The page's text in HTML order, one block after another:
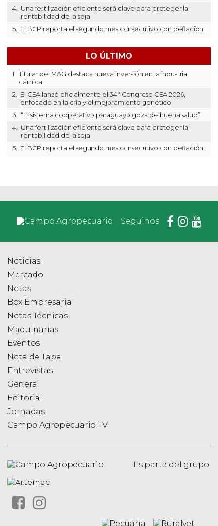
4.
Una fertilización eficiente será clave para proteger la
rentabilidad de la soja
5.
El BCP reporta el segundo mes consecutivo con deflación
LO ÚLTIMO
1.
Titular del MAG destaca nueva inversión en la industria
cárnica
2.
El CEA lanzó oficialmente el 34° Congreso CEA 2026,
enfocado en la cría y el mejoramiento genético
3.
“El sistema cooperativo paraguayo goza de buena salud”
4.
Una fertilización eficiente será clave para proteger la
rentabilidad de la soja
5.
El BCP reporta el segundo mes consecutivo con deflación
Seguinos
Noticias
Mercado
Notas
Box Empresarial
Notas Técnicas
Maquinarias
Eventos
Nota de Tapa
Entrevistas
General
Editorial
Jornadas
Campo Agropecuario TV
Es parte del grupo: